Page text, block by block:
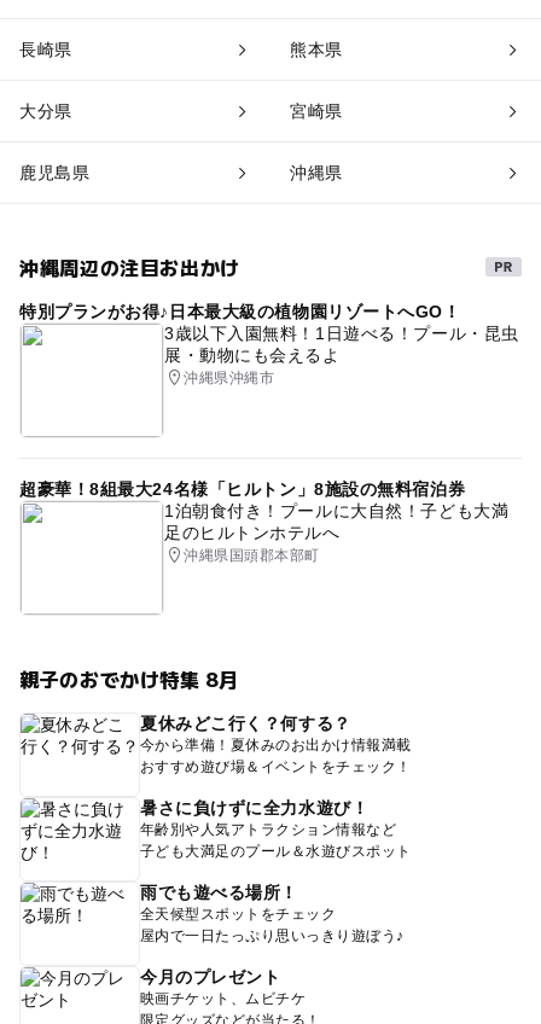
長崎県 熊本県
大分県 宮崎県
鹿児島県 沖縄県
沖縄周辺の注目お出かけ
特別プランがお得♪日本最大級の植物園リゾートへGO！
3歳以下入園無料！1日遊べる！プール・昆虫
展・動物にも会えるよ
沖縄県沖縄市
超豪華！8組最大24名様「ヒルトン」8施設の無料宿泊券
1泊朝食付き！プールに大自然！子ども大満
足のヒルトンホテルへ
沖縄県国頭郡本部町
親子のおでかけ特集 8月
夏休みどこ行く？何する？
今から準備！夏休みのお出かけ情報満載
おすすめ遊び場＆イベントをチェック！
暑さに負けずに全力水遊び！
年齢別や人気アトラクション情報など
子ども大満足のプール＆水遊びスポット
雨でも遊べる場所！
全天候型スポットをチェック
屋内で一日たっぷり思いっきり遊ぼう♪
今月のプレゼント
映画チケット、ムビチケ
限定グッズなどが当たる！